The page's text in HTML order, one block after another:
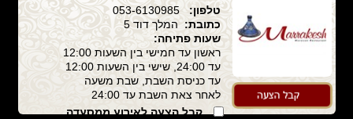
טלפון:053-6130985
כתובת: המלך דוד 5
שעות פתיחה:
ראשון עד חמישי בין השעות 12:00
עד 24:00, שישי בין השעות 12:00
עד כניסת השבת, שבת משעה
לאחר צאת השבת עד 24:00
קבל הצעה לאירוע ממסעדה